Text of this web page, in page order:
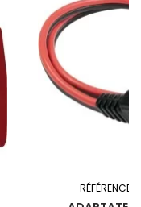
RÉFÉRENCE: